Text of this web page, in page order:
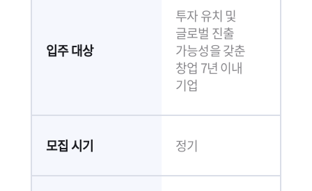
입주 대상
투자 유치 및
글로벌 진출
가능성을 갖춘
창업 7년 이내
기업
모집 시기 정기